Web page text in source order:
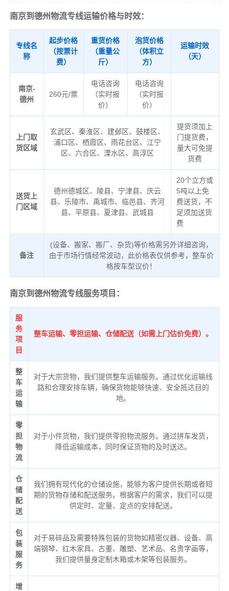
南京到德州物流专线运输价格与时效：
专线名
称
起步价格
（按票计
费）
重货价格
（重量公
斤）
泡货价格
（体积立
方）
运输时效
（天）
南京-
德州
260元/票
电话咨询
（实时报
价）
电话咨询
（实时报
价）
上门取
货区域
玄武区、秦淮区、建邺区、鼓楼区、
浦口区、栖霞区、雨花台区、江宁
区、六合区、溧水区、高淳区
提货须加上
门提货费，
量大可免提
货费
送货上
门区域
德州德城区、陵县、宁津县、庆云
县、乐陵市、禹城市、临邑县、齐河
县、平原县、夏津县、武城县
20个立方或
5吨以上免
费送货，不
足须加送货
费
备注
(设备、搬家、搬厂、杂货)等价格需另外详细咨询，
由于市场行情经常波动，此价格表仅供参考，整车价
格按车型议价！
南京到德州物流专线服务项目：
服
务
项
目
整车运输、零担运输、仓储配送（如需上门估价免费）。
整
车
运
输
对于大宗货物，我们提供整车运输服务。通过优化运输线
路和合理安排车辆，确保货物能够快速、安全抵达目的
地。
零
担
物
流
对于小件货物，我们提供零担物流服务。通过拼车发货，
降低运输成本，同时保证货物的及时送达。
仓
储
配
送
我们拥有现代化的仓储设施，能够为客户提供长期或者短
期的货物存储和配送服务。根据客户的需求，我们可以提
供定时、定量、定点的安排配送。
包
装
服
务
对于易碎品及需要特殊包装的货物如精密仪器、设备、高
端钢琴、红木家具、古董、雕塑、艺术品、名贵字画等，
我们提供量身定制木箱或木架等包装服务。
增